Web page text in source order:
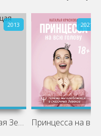
2013
Блуждающая Земля
2021